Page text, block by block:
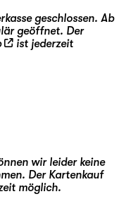
geschlossen. Ab
geöffnet. Der
ist jederzeit
wir leider keine
Der Kartenkauf
möglich.